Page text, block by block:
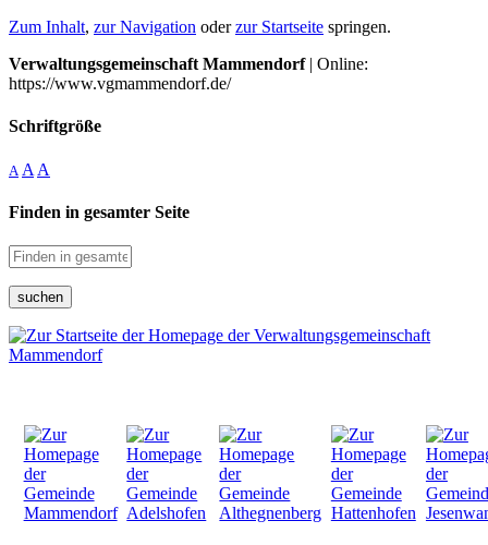
Zum Inhalt, zur Navigation oderzur Startseite springen.
Verwaltungsgemeinschaft Mammendorf| Online:
https://www.vgmammendorf.de/
Schriftgröße
A A A
Finden in gesamter Seite
suchen